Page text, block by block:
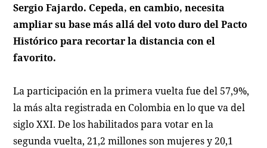
Sergio Fajardo. Cepeda, en cambio, necesita
ampliar su base más allá del voto duro del Pacto
Histórico para recortar la distancia con el
favorito.
La participación en la primera vuelta fue del 57,9%,
la más alta registrada en Colombia en lo que va del
siglo XXI. De los habilitados para votar en la
segunda vuelta, 21,2 millones son mujeres y 20,1